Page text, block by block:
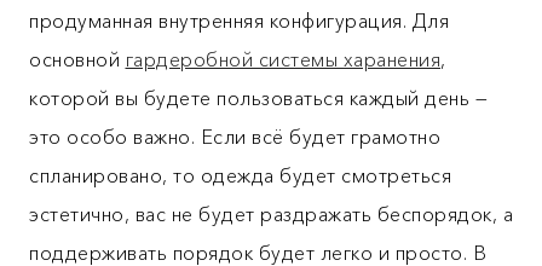
продуманная внутренняя конфигурация. Для
основной гардеробной системы харанения,
которой вы будете пользоваться каждый день —
это особо важно. Если всё будет грамотно
спланировано, то одежда будет смотреться
эстетично, вас не будет раздражать беспорядок, а
поддерживать порядок будет легко и просто. В